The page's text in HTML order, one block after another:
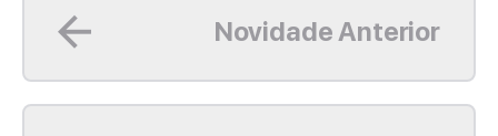
Novidade Anterior